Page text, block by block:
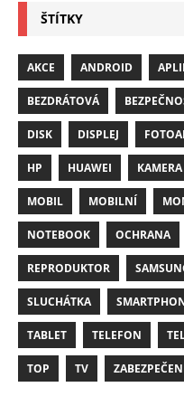
ŠTÍTKY
AKCE ANDROID
BEZDRÁTOVÁ
DISK DISPLEJ
HP HUAWEI KAMERA
MOBIL MOBILNÍ
NOTEBOOK OCHRANA
REPRODUKTOR
SLUCHÁTKA
TABLET TELEFON
TOP TV